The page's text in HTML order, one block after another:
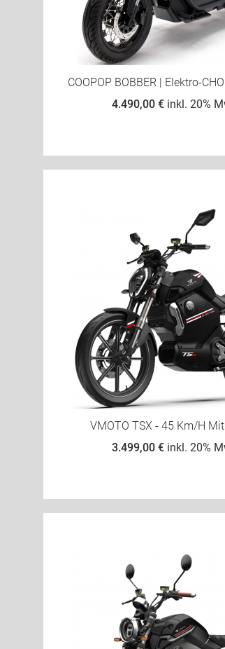
COOPOP BOBBER | Elektro-
4.490,00 €inkl. 20%
VMOTO TSX - 45 Km/h
3.499,00 €inkl. 20%